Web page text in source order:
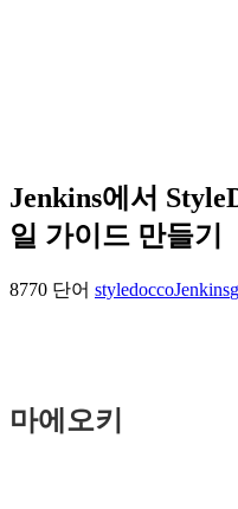
Jenkins에서
일 가이드 만들기
8770 단어 styledoccoJenkins
마에오키